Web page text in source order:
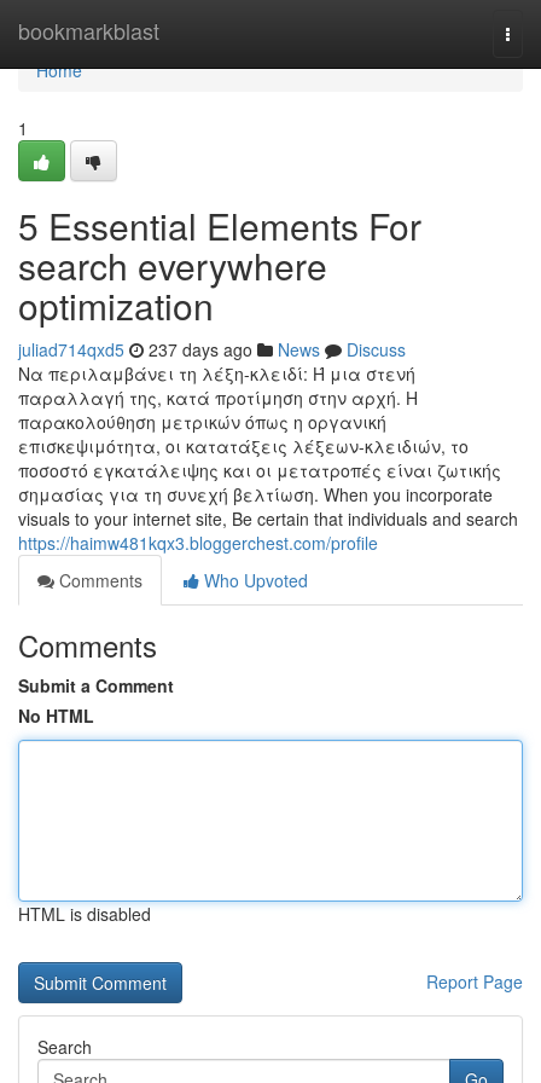
bookmarkblast
Home
Home
1
5 Essential Elements For
search everywhere
optimization
juliad714qxd5 237 days ago News
Discuss
Να περιλαμβάνει τη λέξη-κλειδί: Ή μια στενή
παραλλαγή της, κατά προτίμηση στην αρχή. Η
παρακολούθηση μετρικών όπως η οργανική
επισκεψιμότητα, οι κατατάξεις λέξεων-κλειδιών, το
ποσοστό εγκατάλειψης και οι μετατροπές είναι ζωτικής
σημασίας για τη συνεχή βελτίωση. When you incorporate
visuals to your internet site, Be certain that individuals and search
https://haimw481kqx3.bloggerchest.com/profile
Comments
Who Upvoted
Comments
Submit a Comment
No HTML
HTML is disabled
Report Page
Search